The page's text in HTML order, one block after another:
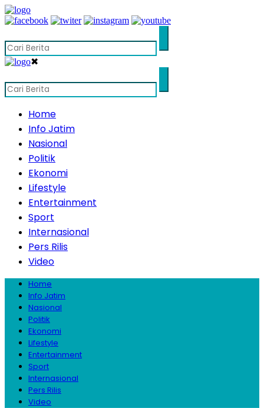
✖
Home
Info Jatim
Nasional
Politik
Ekonomi
Lifestyle
Entertainment
Sport
Internasional
Pers Rilis
Video
Home
Info Jatim
Nasional
Politik
Ekonomi
Lifestyle
Entertainment
Sport
Internasional
Pers Rilis
Video